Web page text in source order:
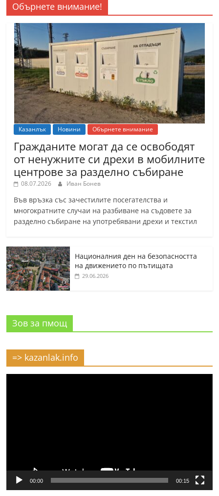
Обърнете внимание!
Казанлък Новини Обърнете внимание
Гражданите могат да се освободят
от ненужните си дрехи в мобилните
центрове за разделно събиране
08.07.2026 Иван Бонев
Във връзка със зачестилите посегателства и
многократните случаи на разбиване на съдовете за
разделно събиране на употребявани дрехи и текстил
Националния ден на безопасността
на движението по пътищата
29.06.2026
Зов за пмощ
=> kazanlak.info
00:00 00:15